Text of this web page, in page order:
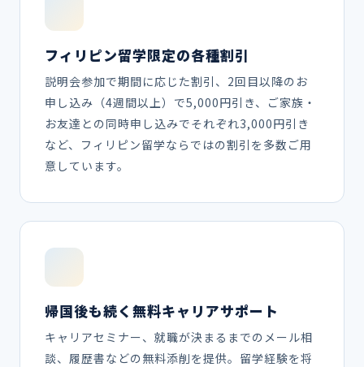
フィリピン留学限定の各種割引
説明会参加で期間に応じた割引、2回目以降のお
申し込み（4週間以上）で5,000円引き、ご家族・
お友達との同時申し込みでそれぞれ3,000円引き
など、フィリピン留学ならではの割引を多数ご用
意しています。
帰国後も続く無料キャリアサポート
キャリアセミナー、就職が決まるまでのメール相
談、履歴書などの無料添削を提供。留学経験を将